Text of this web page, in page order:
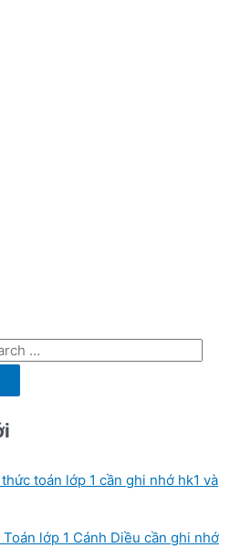
toán lớp 1 cần ghi nhớ hk1 và
lớp 1 Cánh Diều cần ghi nhớ